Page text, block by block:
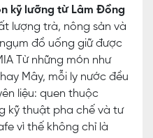
kỹ lưỡng từ Lâm Đồng
lượng trà, nông sản và
đồ uống giữ được
Từ những món như
Mây, mỗi ly nước đều
liệu: quen thuộc
kỹ thuật pha chế và tư
vì thế không chỉ là